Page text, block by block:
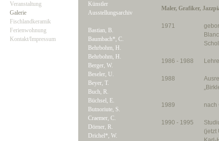
Veranstaltung
Galerie
Fischlandkeramik
Ferienwohnung
Kontakt/Impressum
Künstler
Ausstellungsarchiv
Bastian, B.
Baumbach*, C.
Behrbohm, H.
Behrbohm, H.
Berger, W.
Beseler, U.
Beyer, T.
Buch, R.
Büchsel, E.
Butnoriute, S.
Craemer, C.
Dörner, R.
Drichel*, W.
Maler, Grafiker,
1971
1986 - 1988
1988
1989 nach
1990 - 1995
(jetzt